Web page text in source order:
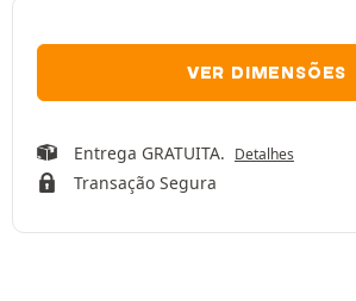
VER DIMENSÕES
Entrega GRATUITA. Detalhes
Transação Segura